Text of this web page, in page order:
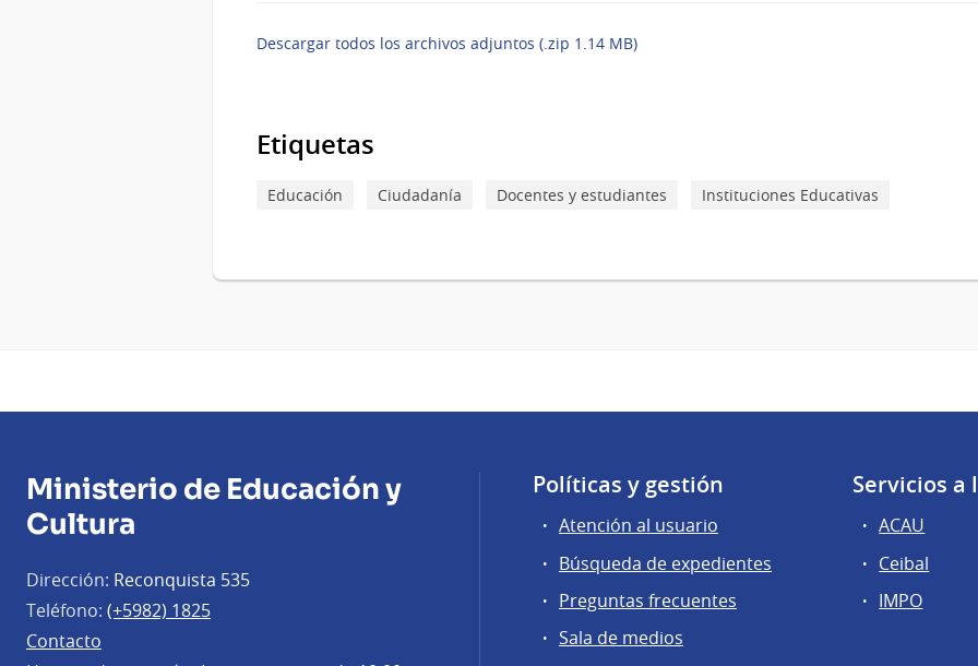
Descargar todos los archivos adjuntos (.zip 1.14 MB)
Etiquetas
Educación Ciudadanía Docentes y estudiantes Instituciones Educativas
Ministerio de Educación y
Cultura
Dirección: Reconquista 535
Teléfono: (+5982) 1825
Contacto
Políticas y gestión
Atención al usuario
Búsqueda de expedientes
Preguntas frecuentes
Sala de medios
Servicios a
ACAU
Ceibal
IMPO